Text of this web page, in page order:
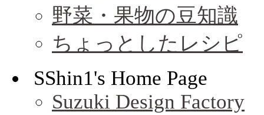
野菜・果物の豆知識
ちょっとしたレシピ
SShin1's Home Page
Suzuki Design Factory